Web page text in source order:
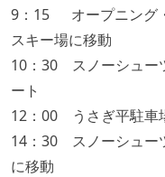
9：15 オープニング
スキー場に移動
10：30 スノーシュー
ート
12：00 うさぎ平駐車
14：30 スノーシュー
に移動